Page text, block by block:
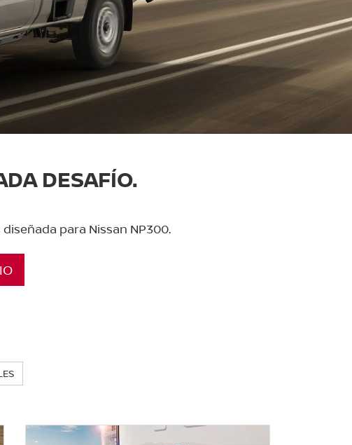
DESAFÍO.
para Nissan NP300.